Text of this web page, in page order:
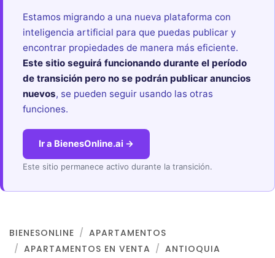
Estamos migrando a una nueva plataforma con
inteligencia artificial para que puedas publicar y
encontrar propiedades de manera más eficiente.
Este sitio seguirá funcionando durante el período
de transición pero no se podrán publicar anuncios
nuevos, se pueden seguir usando las otras
funciones.
Ir a BienesOnline.ai →
Este sitio permanece activo durante la transición.
BIENESONLINE
APARTAMENTOS
APARTAMENTOS EN VENTA
ANTIOQUIA